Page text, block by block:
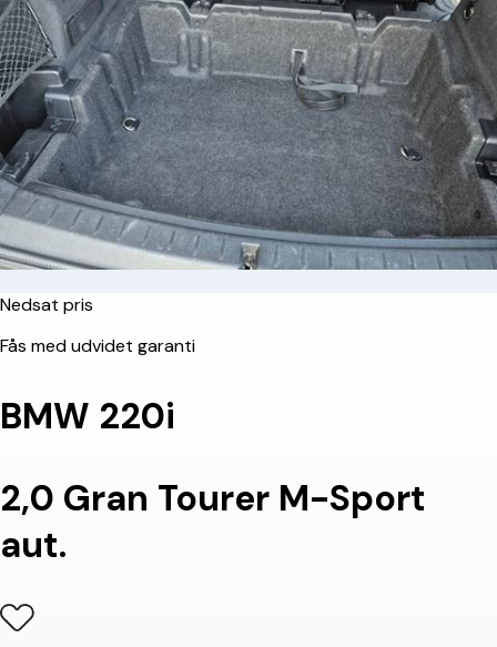
Nedsat pris
Fås med udvidet garanti
BMW 220i
2,0 Gran Tourer M-Sport
aut.